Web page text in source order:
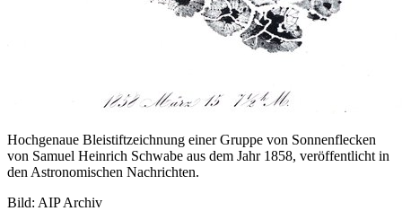
Hochgenaue Bleistiftzeichnung einer Gruppe von Sonnenflecken
von Samuel Heinrich Schwabe aus dem Jahr 1858, veröffentlicht in
den Astronomischen Nachrichten.
Bild: AIP Archiv